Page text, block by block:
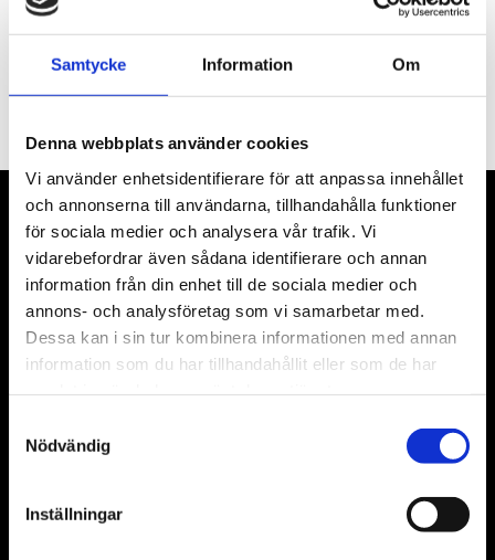
Samtycke Information Om
Denna webbplats använder cookies
Vi använder enhetsidentifierare för att anpassa innehållet
och annonserna till användarna, tillhandahålla funktioner
för sociala medier och analysera vår trafik. Vi
vidarebefordrar även sådana identifierare och annan
information från din enhet till de sociala medier och
annons- och analysföretag som vi samarbetar med.
Dessa kan i sin tur kombinera informationen med annan
information som du har tillhandahållit eller som de har
Nödvändig
Inställningar
PRENUMERERA
VÅRA LEVERANTÖRER
Våra främsta leverantörer är KS Tools verktyg, ATH billyftar
& däckmaskiner och Master luftmaskiner. Kontakta oss
gärna om vad som helst då vi gör vårt yttersta för att hjälpa
kunden.